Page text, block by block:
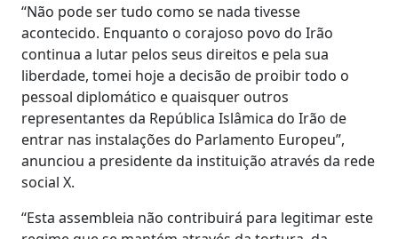
“Não pode ser tudo como se nada tivesse
acontecido. Enquanto o corajoso povo do Irão
continua a lutar pelos seus direitos e pela sua
liberdade, tomei hoje a decisão de proibir todo o
pessoal diplomático e quaisquer outros
representantes da República Islâmica do Irão de
entrar nas instalações do Parlamento Europeu”,
anunciou a presidente da instituição através da rede
social X.
“Esta assembleia não contribuirá para legitimar este